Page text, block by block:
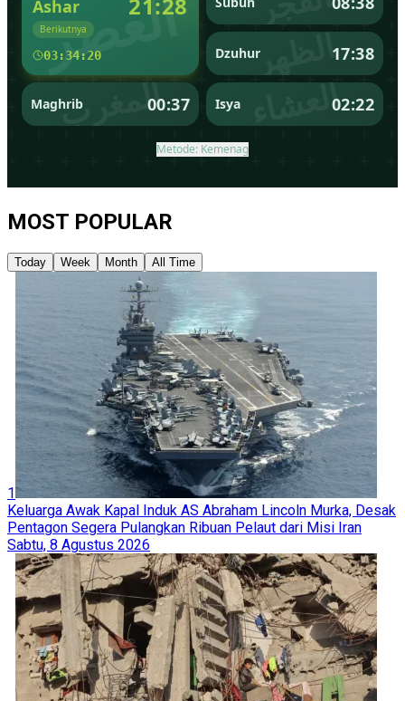
MOST POPULAR
Today Week Month All Time
1
Keluarga Awak Kapal Induk AS Abraham Lincoln Murka, Desak
Pentagon Segera Pulangkan Ribuan Pelaut dari Misi Iran
Sabtu, 8 Agustus 2026